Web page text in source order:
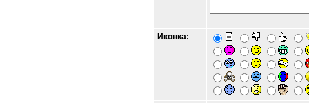
Иконка: